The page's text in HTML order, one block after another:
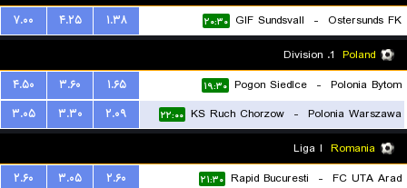
Ostersunds FK
-
GIF Sundsvall ۲۰:۳۰ ۱.۳۸ ۴.۲۵
۷.۰۰
Poland
Polonia Bytom
-
Pogon Siedlce ۱۹:۳۰ ۱.۶۵ ۳.۶۰
۴.۵۰
Polonia Warszawa
-
KS Ruch Chorzow ۲۲:۰۰ ۲.۰۹ ۳.۳۰
۳.۰۵
Romania
FC UTA Arad
-
Rapid Bucuresti ۲۱:۳۰ ۲.۶۰ ۳.۰۵
۲.۶۰